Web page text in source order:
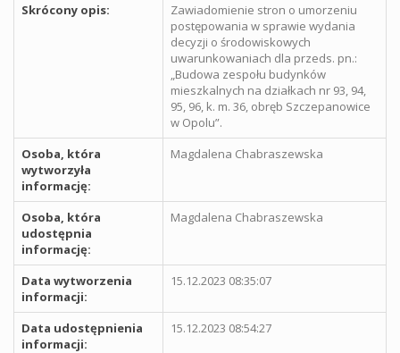
Skrócony opis:
Zawiadomienie stron o umorzeniu
postępowania w sprawie wydania
decyzji o środowiskowych
uwarunkowaniach dla przeds. pn.:
„Budowa zespołu budynków
mieszkalnych na działkach nr 93, 94,
95, 96, k. m. 36, obręb Szczepanowice
w Opolu”.
Osoba, która
wytworzyła
informację:
Magdalena Chabraszewska
Osoba, która
udostępnia
informację:
Magdalena Chabraszewska
Data wytworzenia
informacji:
15.12.2023 08:35:07
Data udostępnienia
informacji:
15.12.2023 08:54:27